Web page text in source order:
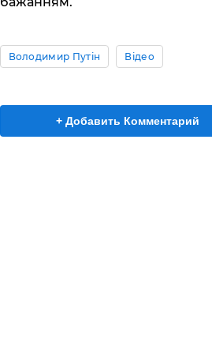
Володимир Путін Відео
+ Добавить Комментарий